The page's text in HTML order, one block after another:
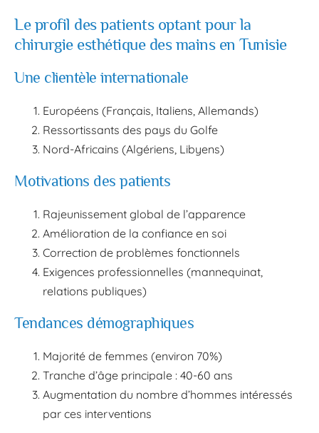
Le profil des patients optant pour la
chirurgie esthétique des mains en Tunisie
Une clientèle internationale
Européens (Français, Italiens, Allemands)
Ressortissants des pays du Golfe
Nord-Africains (Algériens, Libyens)
Motivations des patients
Rajeunissement global de l’apparence
Amélioration de la confiance en soi
Correction de problèmes fonctionnels
Exigences professionnelles (mannequinat,
relations publiques)
Tendances démographiques
Majorité de femmes (environ 70%)
Tranche d’âge principale : 40-60 ans
Augmentation du nombre d’hommes intéressés
par ces interventions